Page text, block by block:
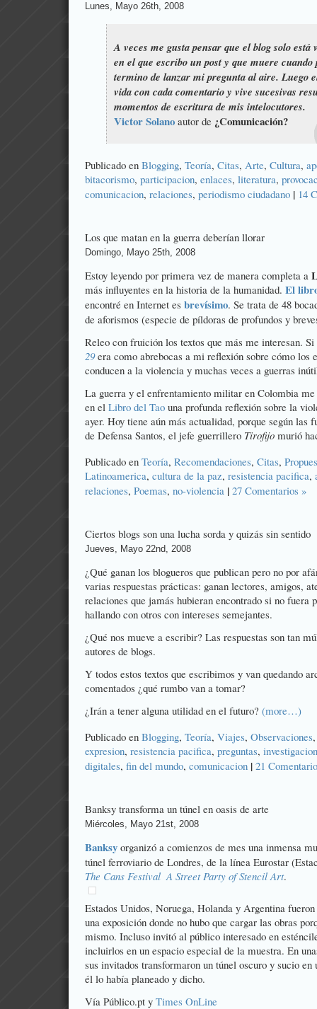
Lunes, Mayo 26th, 2008
A veces me gusta pensar que el blog solo
en el que escribo un post y que muere
termino de lanzar mi pregunta al aire. Luego
vida con cada comentario y vive sucesivas
momentos de escritura de mis intelocutores.
Victor Solano autor de ¿Comunicación?
Publicado en Blogging, Teoría, Citas, Arte, Cultura,
bitacorismo, participacion, enlaces, literatura,
comunicacion, relaciones, periodismo ciudadano | 14
Los que matan en la guerra deberían llorar
Domingo, Mayo 25th, 2008
Estoy leyendo por primera vez de manera completa a
más influyentes en la historia de la humanidad. El
encontré en Internet es brevísimo. Se trata de 48
de aforismos (especie de píldoras de profundos y
Releo con fruición los textos que más me interesan.
29era como abrebocas a mi reflexión sobre cómo los
conducen a la violencia y muchas veces a guerras
La guerra y el enfrentamiento militar en Colombia me
en el Libro del Tao una profunda reflexión sobre la
ayer. Hoy tiene aún más actualidad, porque según
de Defensa Santos, el jefe guerrillero Tirofijo murió
Publicado en Teoría, Recomendaciones, Citas,
Latinoamerica, cultura de la paz, resistencia pacifica,
relaciones, Poemas, no-violencia | 27 Comentarios »
Ciertos blogs son una lucha sorda y quizás sin sentido
Jueves, Mayo 22nd, 2008
¿Qué ganan los blogueros que publican pero no por
varias respuestas prácticas: ganan lectores, amigos,
relaciones que jamás hubieran encontrado si no fuera
hallando con otros con intereses semejantes.
¿Qué nos mueve a escribir? Las respuestas son tan
autores de blogs.
Y todos estos textos que escribimos y van quedando
comentados ¿qué rumbo van a tomar?
¿Irán a tener alguna utilidad en el futuro? (more…)
Publicado en Blogging, Teoría, Viajes, Observaciones
expresion, resistencia pacifica, preguntas, investigacion
digitales, fin del mundo, comunicacion | 21
Banksy transforma un túnel en oasis de arte
Miércoles, Mayo 21st, 2008
Banksy organizó a comienzos de mes una inmensa
túnel ferroviario de Londres, de la línea Eurostar
The Cans Festival  A Street Party of Stencil Art.
Estados Unidos, Noruega, Holanda y Argentina
una exposición donde no hubo que cargar las obras
mismo. Incluso invitó al público interesado en
incluirlos en un espacio especial de la muestra. En
sus invitados transformaron un túnel oscuro y sucio en
él lo había planeado y dicho.
Vía Público.pt y Times OnLine